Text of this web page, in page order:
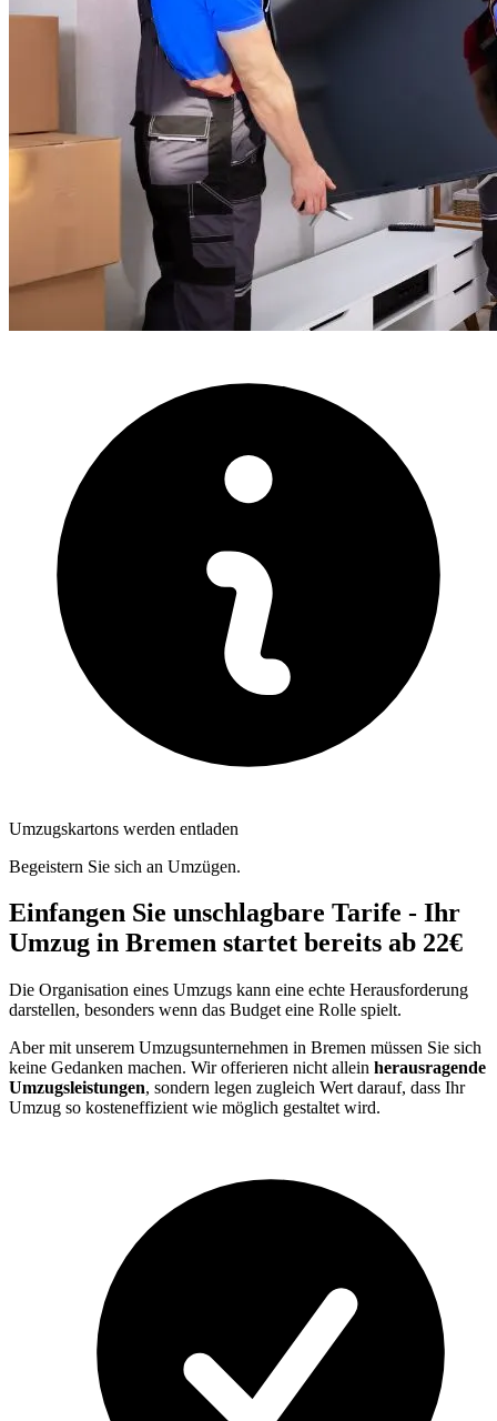
Umzugskartons werden entladen
Begeistern Sie sich an Umzügen.
Einfangen Sie unschlagbare Tarife - Ihr
Umzug in Bremen startet bereits ab 22€
Die Organisation eines Umzugs kann eine echte Herausforderung
darstellen, besonders wenn das Budget eine Rolle spielt.
Aber mit unserem Umzugsunternehmen in Bremen müssen Sie sich
keine Gedanken machen. Wir offerieren nicht allein herausragende
Umzugsleistungen, sondern legen zugleich Wert darauf, dass Ihr
Umzug so kosteneffizient wie möglich gestaltet wird.